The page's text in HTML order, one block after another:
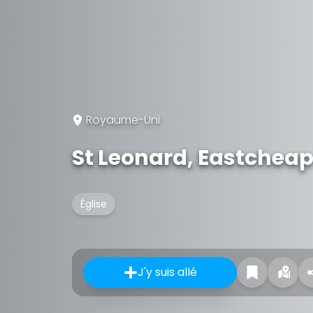
Royaume-Uni
St Leonard, Eastcheap
Église
J'y suis allé